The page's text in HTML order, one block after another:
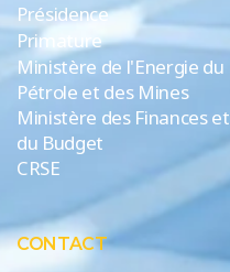
Présidence
Primature
Ministère de l'Energie du
Pétrole et des Mines
Ministère des Finances et
du Budget
CRSE
CONTACT